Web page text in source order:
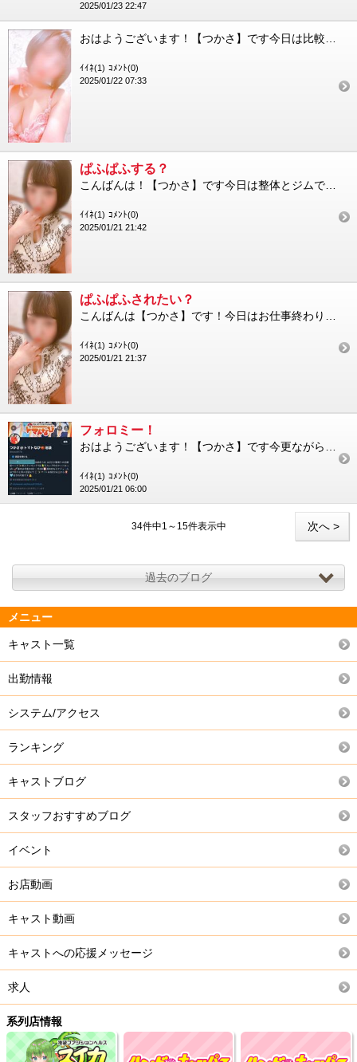
2025/01/23 22:47
ｲｲﾈ(1) ｺﾒﾝﾄ(0)
2025/01/22 07:33
ぱふぱふする？
ｲｲﾈ(1) ｺﾒﾝﾄ(0)
2025/01/21 21:42
ぱふぱふされたい？
ｲｲﾈ(1) ｺﾒﾝﾄ(0)
2025/01/21 21:37
フォロミー！
ｲｲﾈ(1) ｺﾒﾝﾄ(0)
2025/01/21 06:00
次へ >
34件中1～15件表示中
過去のブログ
メニュー
キャスト一覧
出勤情報
システム/アクセス
ランキング
キャストブログ
スタッフおすすめブログ
イベント
お店動画
キャスト動画
キャストへの応援メッセージ
求人
系列店情報